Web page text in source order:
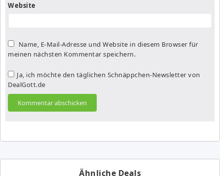
Website
Name, E-Mail-Adresse und Website in diesem Browser für
meinen nächsten Kommentar speichern.
Ja, ich möchte den täglichen Schnäppchen-Newsletter von
DealGott.de
Ähnliche Deals